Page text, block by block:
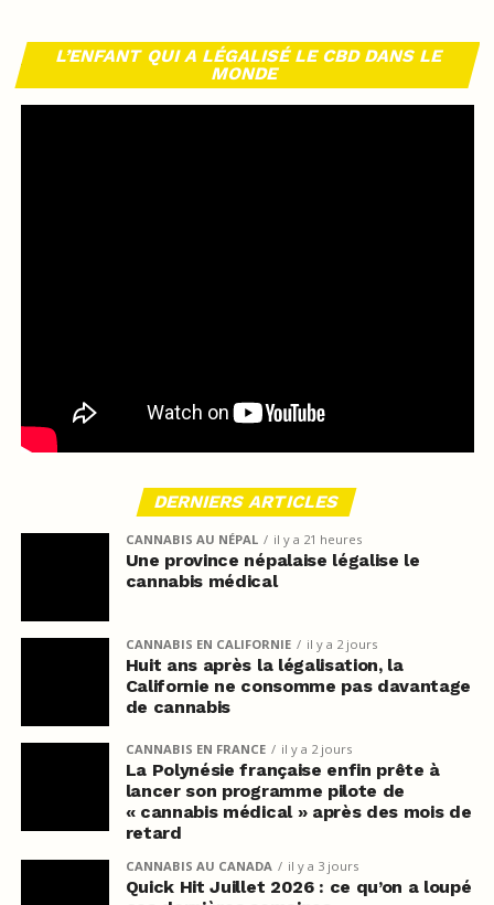
L’ENFANT QUI A LÉGALISÉ LE CBD DANS LE
MONDE
DERNIERS ARTICLES
CANNABIS AU NÉPAL il y a 21 heures
Une province népalaise légalise le
cannabis médical
CANNABIS EN CALIFORNIE il y a 2 jours
Huit ans après la légalisation, la
Californie ne consomme pas davantage
de cannabis
CANNABIS EN FRANCE il y a 2 jours
La Polynésie française enfin prête à
lancer son programme pilote de
« cannabis médical » après des mois de
retard
CANNABIS AU CANADA il y a 3 jours
Quick Hit Juillet 2026 : ce qu’on a loupé